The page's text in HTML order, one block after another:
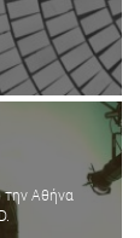
Αθήνα